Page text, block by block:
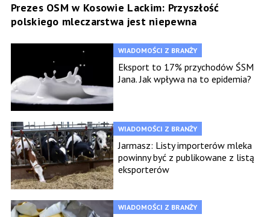
Prezes OSM w Kosowie Lackim: Przyszłość
polskiego mleczarstwa jest niepewna
WIADOMOŚCI Z BRANŻY
Eksport to 17% przychodów ŚSM
Jana. Jak wpływa na to epidemia?
WIADOMOŚCI Z BRANŻY
Jarmasz: Listy importerów mleka
powinny być z publikowane z listą
eksporterów
WIADOMOŚCI Z BRANŻY